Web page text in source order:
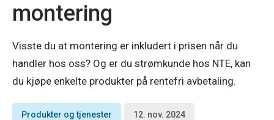
montering
Visste du at montering er inkludert i prisen når du
handler hos oss? Og er du strømkunde hos NTE, kan
du kjøpe enkelte produkter på rentefri avbetaling.
Produkter og tjenester 12. nov. 2024